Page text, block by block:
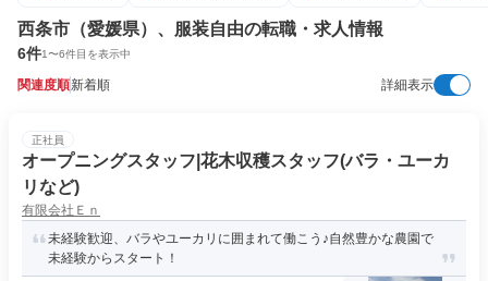
西条市（愛媛県）、服装自由の転職・求人情報
6件1〜6件目を表示中
関連度順新着順 詳細表示
正社員
オープニングスタッフ|花木収穫スタッフ(バラ・ユーカ
リなど)
有限会社Ｅｎ
未経験歓迎、バラやユーカリに囲まれて働こう♪自然豊かな農園で
未経験からスタート！